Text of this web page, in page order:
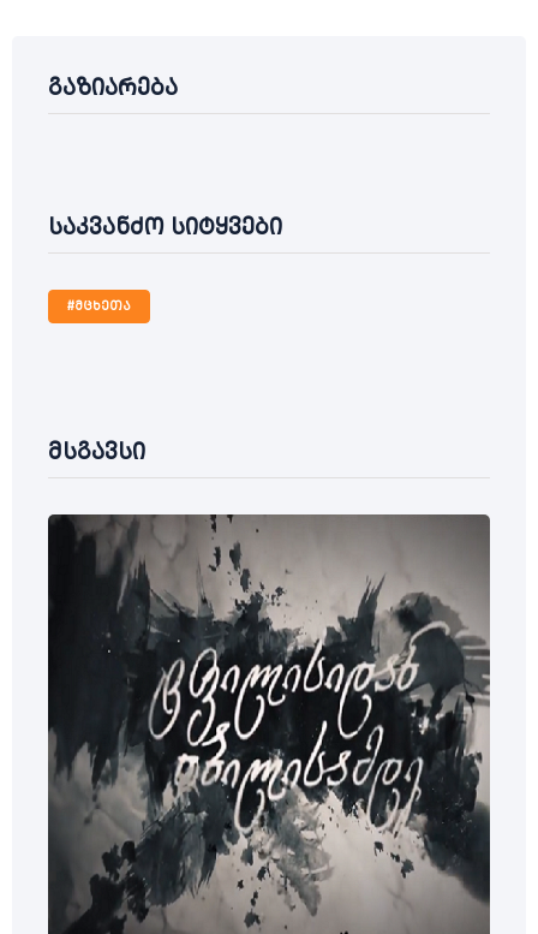
გაზიარება
საკვანძო სიტყვები
#მცხეთა
მსგავსი